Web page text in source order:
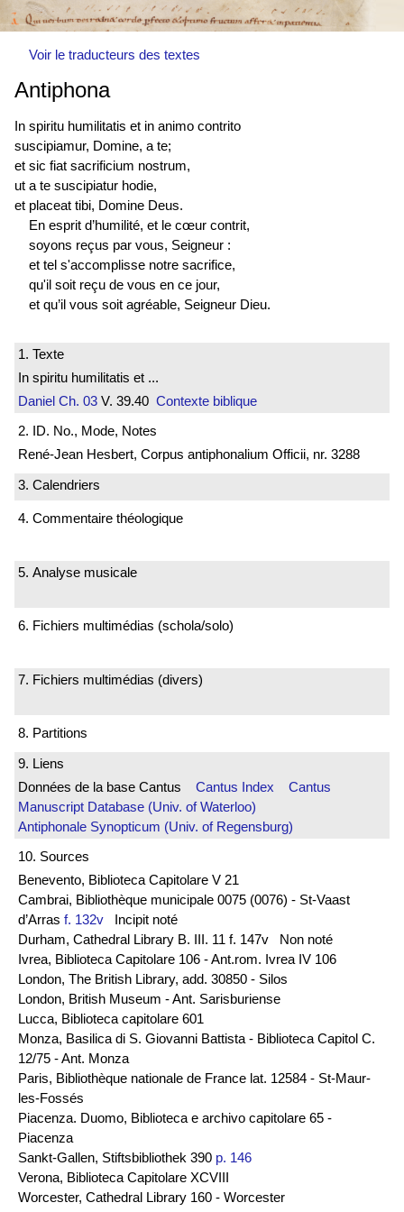
Voir le traducteurs des textes
Antiphona
In spiritu humilitatis et in animo contrito
suscipiamur, Domine, a te;
et sic fiat sacrificium nostrum,
ut a te suscipiatur hodie,
et placeat tibi, Domine Deus.
En esprit d’humilité, et le cœur contrit,
soyons reçus par vous, Seigneur :
et tel s'accomplisse notre sacrifice,
qu'il soit reçu de vous en ce jour,
et qu’il vous soit agréable, Seigneur Dieu.
1. Texte
In spiritu humilitatis et ...
Daniel Ch. 03 V. 39.40 Contexte biblique
2. ID. No., Mode, Notes
René-Jean Hesbert, Corpus antiphonalium Officii, nr. 3288
3. Calendriers
4. Commentaire théologique
5. Analyse musicale
6. Fichiers multimédias (schola/solo)
7. Fichiers multimédias (divers)
8. Partitions
9. Liens
Données de la base Cantus Cantus Index
Cantus
Manuscript Database (Univ. of Waterloo)
Antiphonale Synopticum (Univ. of Regensburg)
10. Sources
Benevento, Biblioteca Capitolare V 21
Cambrai, Bibliothèque municipale 0075 (0076) - St-Vaast
d’Arras f. 132v Incipit noté
Durham, Cathedral Library B. III. 11 f. 147v Non noté
Ivrea, Biblioteca Capitolare 106 - Ant.rom. Ivrea IV 106
London, The British Library, add. 30850 - Silos
London, British Museum - Ant. Sarisburiense
Lucca, Biblioteca capitolare 601
Monza, Basilica di S. Giovanni Battista - Biblioteca Capitol C.
12/75 - Ant. Monza
Paris, Bibliothèque nationale de France lat. 12584 - St-Maur-
les-Fossés
Piacenza. Duomo, Biblioteca e archivo capitolare 65 -
Piacenza
Sankt-Gallen, Stiftsbibliothek 390 p. 146
Verona, Biblioteca Capitolare XCVIII
Worcester, Cathedral Library 160 - Worcester